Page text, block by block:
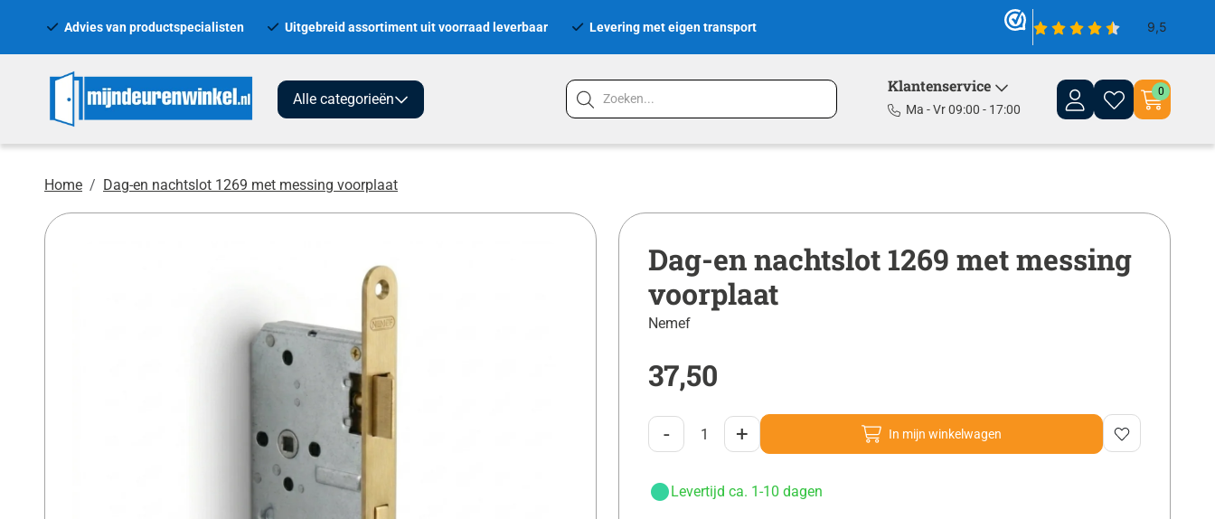
Advies van productspecialisten Uitgebreid assortiment uit voorraad leverbaar Levering met eigen transport
Alle categorieën
Klantenservice
Ma - Vr 09:00 - 17:00
0
Home Dag-en nachtslot 1269 met messing voorplaat
Dag-en nachtslot 1269 met messing
voorplaat
Nemef
37,50
- + In mijn winkelwagen
Levertijd ca. 1-10 dagen